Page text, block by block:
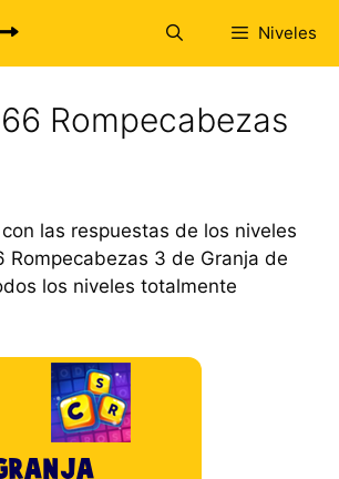
Niveles
Rompecabezas
las respuestas de los niveles
Rompecabezas 3 de Granja de
los niveles totalmente